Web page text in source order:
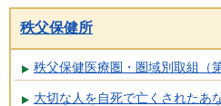
秩父保健所
秩父保健医療圏・圏域別取組（
大切な人を自死で亡くされたあ